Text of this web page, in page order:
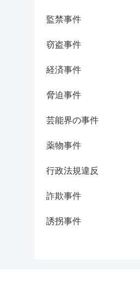
監禁事件
窃盗事件
経済事件
脅迫事件
芸能界の事件
薬物事件
行政法規違反
詐欺事件
誘拐事件